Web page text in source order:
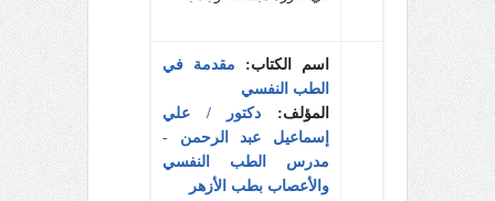
اسم الكتاب: مقدمة في
الطب النفسي
المؤلف: دكتور / علي
إسماعيل عبد الرحمن -
مدرس الطب النفسي
والأعصاب بطب الأزهر